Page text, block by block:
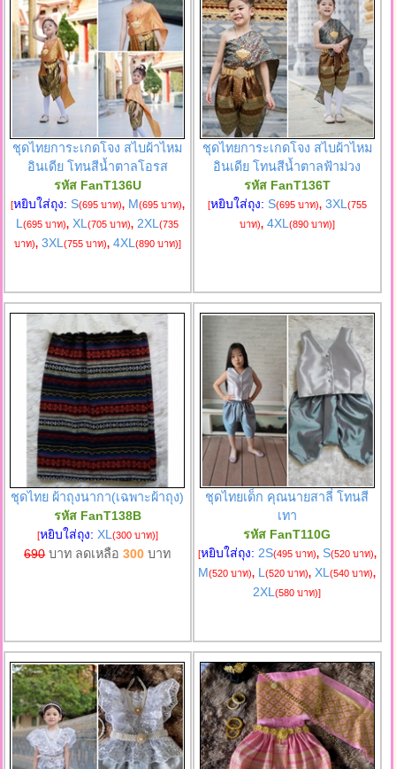
ชุดไทยการะเกดโจง สไบผ้าไหม
อินเดีย โทนสีน้ำตาลโอรส
รหัส FanT136U
[หยิบใส่ถุง: S(695 บาท), M(695 บาท),
L(695 บาท), XL(705 บาท), 2XL(735
บาท), 3XL (755 บาท), 4XL (890 บาท)]
ชุดไทยการะเกดโจง สไบผ้าไหม
อินเดีย โทนสีน้ำตาลฟ้าม่วง
รหัส FanT136T
[หยิบใส่ถุง: S(695 บาท), 3XL (755
บาท), 4XL (890 บาท)]
ชุดไทย ผ้าถุงนากา(เฉพาะผ้าถุง)
รหัส FanT138B
[หยิบใส่ถุง: XL (300 บาท)]
690บาท ลดเหลือ300 บาท
ชุดไทยเด็ก คุณนายสาลี่ โทนสี
เทา
รหัส FanT110G
[หยิบใส่ถุง: 2S(495 บาท), S(520 บาท),
M(520 บาท), L(520 บาท), XL(540 บาท),
2XL(580 บาท)]